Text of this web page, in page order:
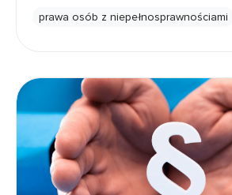
prawa osób z niepełnosprawnościami